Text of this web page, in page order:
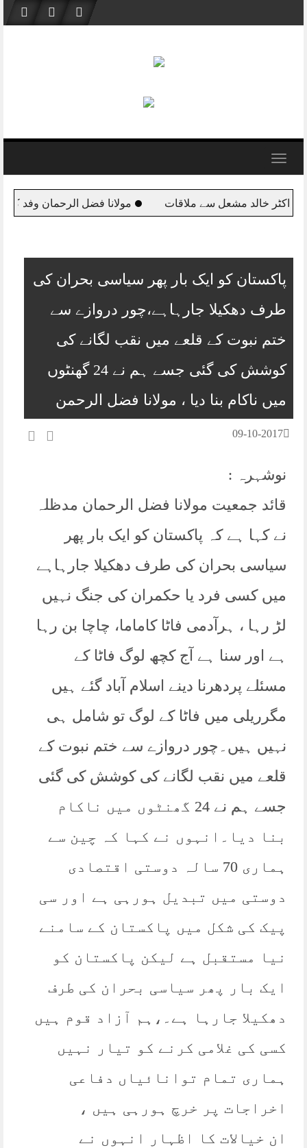
content
Toggle
وفد کے ہمراہ قطر پہنچ گئے اس وقت ملکی سالمیت کا
پاکستان کو ایک بار پھر سیاسی بحران کی
طرف دھکیلا جارہاہے،چور دروازے سے
ختم نبوت کے قلعے میں نقب لگانے کی
کوشش کی گئی جسے ہم نے 24 گھنٹوں
میں ناکام بنا دیا ، مولانا فضل الرحمن
09-10-2017
نوشہرہ :
قائد جمعیت مولانا فضل الرحمان مدظلہ
نے کہا ہے کہ پاکستان کو ایک بار پھر
سیاسی بحران کی طرف دھکیلا جارہاہے
میں کسی فرد یا حکمران کی جنگ نہیں
لڑ رہا ، ہرآدمی فاٹا کاماما، چاچا بن رہا
ہے اور سنا ہے آج کچھ لوگ فاٹا کے
مسئلے پردھرنا دینے اسلام آباد گئے ہیں
مگرریلی میں فاٹا کے لوگ تو شامل ہی
نہیں ہیں۔چور دروازے سے ختم نبوت کے
قلعے میں نقب لگانے کی کوشش کی گئی
جسے ہم نے 24 گھنٹوں میں ناکام
بنا دیا۔انہوں نے کہا کہ چین سے
ہماری 70 سالہ دوستی اقتصادی
دوستی میں تبدیل ہورہی ہے اور سی
پیک کی شکل میں پاکستان کے سامنے
نیا مستقبل ہے لیکن پاکستان کو
ایک بار پھر سیاسی بحران کی طرف
دھکیلا جارہا ہے۔،ہم آزاد قوم ہیں
کسی کی غلامی کرنے کو تیار نہیں
ہماری تمام توانائیاں دفاعی
اخراجات پر خرچ ہورہی ہیں ،
ان خیالات کا اظہار انہوں نے